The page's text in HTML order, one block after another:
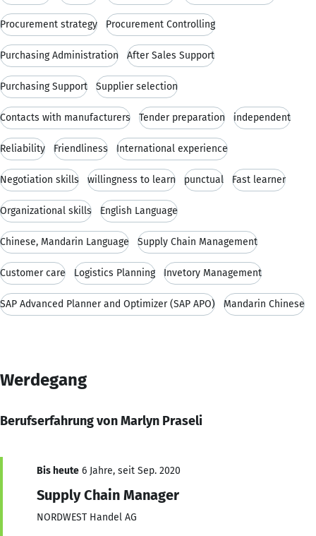
Procurement strategy Procurement Controlling
Purchasing Administration After Sales Support
Purchasing Support Supplier selection
Contacts with manufacturers Tender preparation independent
Reliability Friendliness International experience
Negotiation skills willingness to learn punctual Fast learner
Organizational skills English Language
Chinese, Mandarin Language Supply Chain Management
Customer care Logistics Planning Invetory Management
SAP Advanced Planner and Optimizer (SAP APO) Mandarin Chinese
Werdegang
Berufserfahrung von Marlyn Praseli
Bis heute 6 Jahre, seit Sep. 2020
Supply Chain Manager
NORDWEST Handel AG